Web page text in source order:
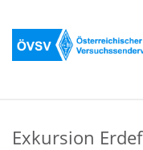
Exkursion